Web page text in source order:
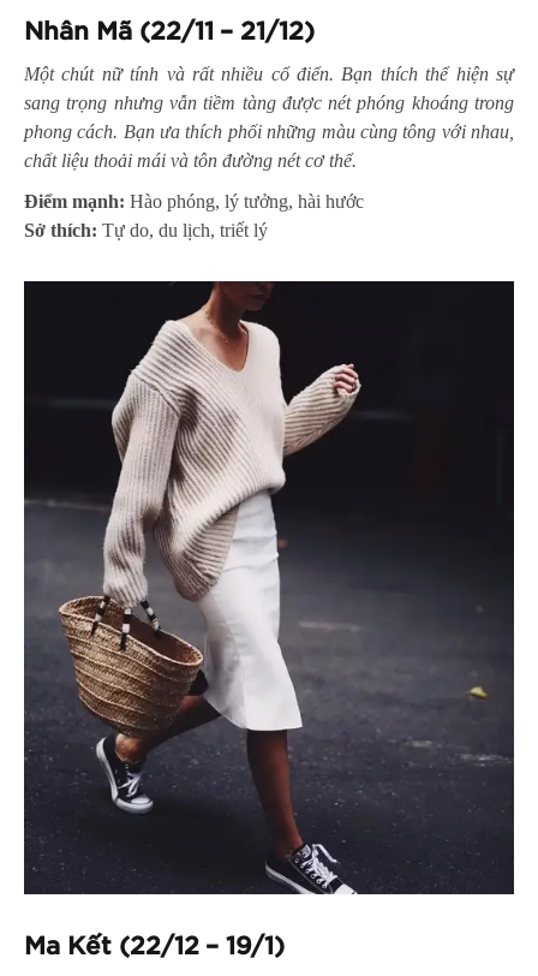
Nhân Mã (22/11 – 21/12)
Một chút nữ tính và rất nhiều cổ điển. Bạn thích thể hiện sự
sang trọng nhưng vẫn tiềm tàng được nét phóng khoáng trong
phong cách. Bạn ưa thích phối những màu cùng tông với nhau,
chất liệu thoải mái và tôn đường nét cơ thể.
Điểm mạnh: Hào phóng, lý tưởng, hài hước
Sở thích: Tự do, du lịch, triết lý
Ma Kết (22/12 – 19/1)